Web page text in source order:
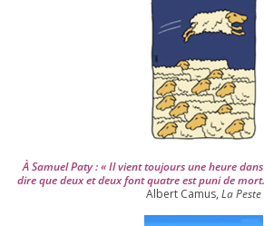
À Samuel Paty : « Il vient tou­jours une heure
dire que deux et deux font quatre est puni de
Albert Camus, La Peste